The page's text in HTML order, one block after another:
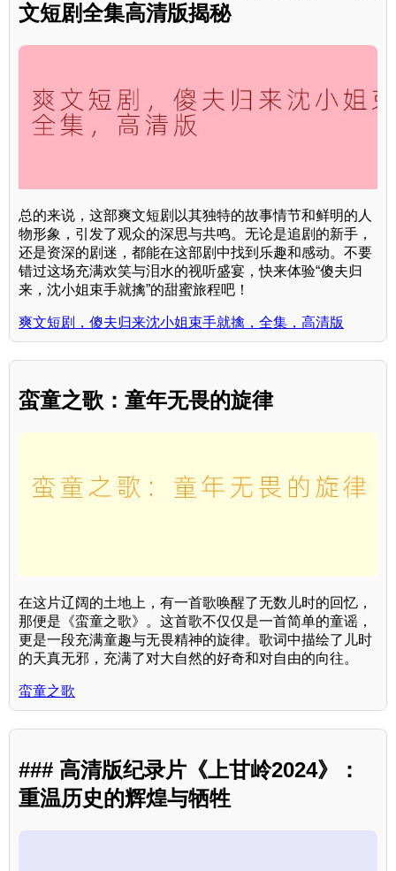
文短剧全集高清版揭秘
总的来说，这部爽文短剧以其独特的故事情节和鲜明的人
物形象，引发了观众的深思与共鸣。无论是追剧的新手，
还是资深的剧迷，都能在这部剧中找到乐趣和感动。不要
错过这场充满欢笑与泪水的视听盛宴，快来体验“傻夫归
来，沈小姐束手就擒”的甜蜜旅程吧！
爽文短剧，傻夫归来沈小姐束手就擒，全集，高清版
蛮童之歌：童年无畏的旋律
在这片辽阔的土地上，有一首歌唤醒了无数儿时的回忆，
那便是《蛮童之歌》。这首歌不仅仅是一首简单的童谣，
更是一段充满童趣与无畏精神的旋律。歌词中描绘了儿时
的天真无邪，充满了对大自然的好奇和对自由的向往。
蛮童之歌
### 高清版纪录片《上甘岭2024》：
重温历史的辉煌与牺牲